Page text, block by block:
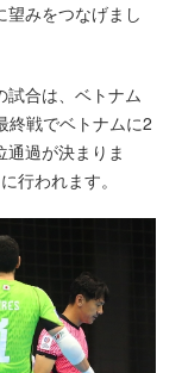
望みをつなげまし
試合は、ベトナム
終戦でベトナムに2
過が決まりま
行われます。